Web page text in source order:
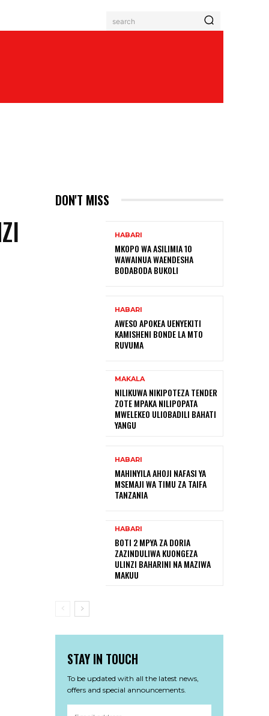
search
DON'T MISS
HABARI
MKOPO WA ASILIMIA 10
WAWAINUA WAENDESHA
BODABODA BUKOLI
HABARI
AWESO APOKEA UENYEKITI
KAMISHENI BONDE LA MTO
RUVUMA
MAKALA
NILIKUWA NIKIPOTEZA TENDER
ZOTE MPAKA NILIPOPATA
MWELEKEO ULIOBADILI BAHATI
YANGU
HABARI
MAHINYILA AHOJI NAFASI YA
MSEMAJI WA TIMU ZA TAIFA
TANZANIA
HABARI
BOTI 2 MPYA ZA DORIA
ZAZINDULIWA KUONGEZA
ULINZI BAHARINI NA MAZIWA
MAKUU
STAY IN TOUCH
To be updated with all the latest news,
offers and special announcements.